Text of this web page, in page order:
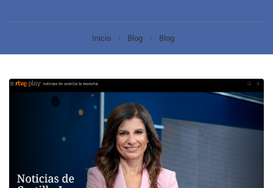
Inicio Blog Blog